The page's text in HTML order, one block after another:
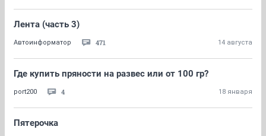
Лента (часть 3)
Автоинформатор 471 14 августа
Где купить пряности на развес или от 100 гр?
port200 4 18 января
Пятерочка